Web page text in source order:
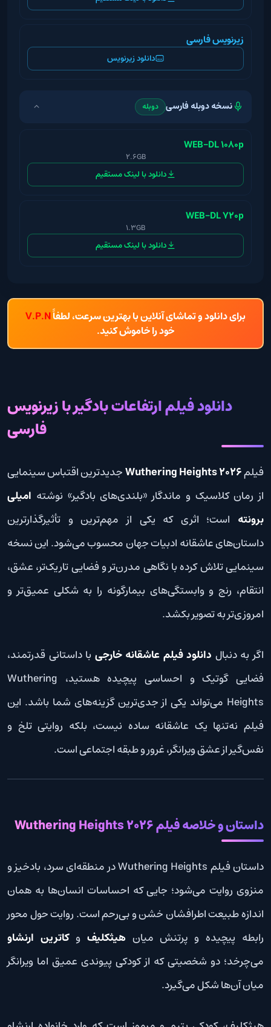
زیرنویس فارسی
دانلود زیرنویس
نسخه دوبله فارسی دوبله
WEB-DL 1080p
2.6GB
دانلود با لینک مستقیم
WEB-DL 720p
1.3GB
دانلود با لینک مستقیم
برای دانلود و تماشای آنلاین با بهترین سرعت، لطفاًV.P.N
خود را خاموش کنید.
دانلود فیلم ارتفاعات بادگیر با زیرنویس
فارسی
فیلمWuthering Heights 2026جدیدترین اقتباس سینمایی
از رمان کلاسیک و ماندگار «بلندی‌های بادگیر» نوشته امیلی
برونته است؛ اثری که یکی از مهم‌ترین و تأثیرگذارترین
داستان‌های عاشقانه ادبیات جهان محسوب می‌شود. این نسخه
سینمایی تلاش کرده با نگاهی مدرن‌تر و فضایی تاریک‌تر، عشق،
انتقام، رنج و وابستگی‌های بیمارگونه را به شکلی عمیق‌تر و
امروزی‌تر به تصویر بکشد.
اگر به دنبال دانلود فیلم عاشقانه خارجی با داستانی قدرتمند،
فضایی گوتیک و احساسی پیچیده هستید، Wuthering
Heights می‌تواند یکی از جدی‌ترین گزینه‌های شما باشد. این
فیلم نه‌تنها یک عاشقانه ساده نیست، بلکه روایتی تلخ و
نفس‌گیر از عشق ویرانگر، غرور و طبقه اجتماعی است.
داستان و خلاصه فیلم Wuthering Heights 2026
داستان فیلم Wuthering Heights در منطقه‌ای سرد، بادخیز و
منزوی روایت می‌شود؛ جایی که احساسات انسان‌ها به همان
اندازه طبیعت اطرافشان خشن و بی‌رحم است. روایت حول محور
رابطه پیچیده و پرتنش میان هیثکلیف وکاترین ارنشاو
می‌چرخد؛ دو شخصیتی که از کودکی پیوندی عمیق اما ویرانگر
میان آن‌ها شکل می‌گیرد.